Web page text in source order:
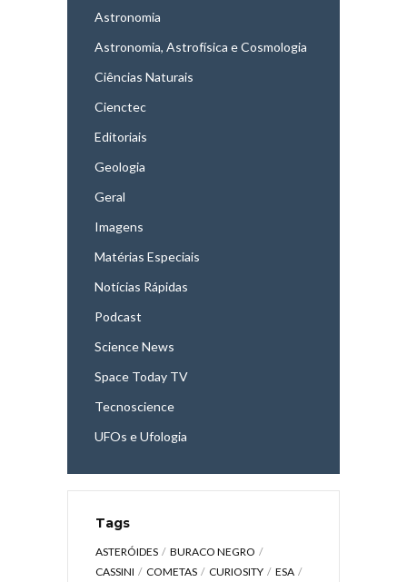
Astronomia
Astronomia, Astrofísica e Cosmologia
Ciências Naturais
Cienctec
Editoriais
Geologia
Geral
Imagens
Matérias Especiais
Notícias Rápidas
Podcast
Science News
Space Today TV
Tecnoscience
UFOs e Ufologia
Tags
ASTERÓIDES
BURACO NEGRO
CASSINI
COMETAS CURIOSITY
ESA